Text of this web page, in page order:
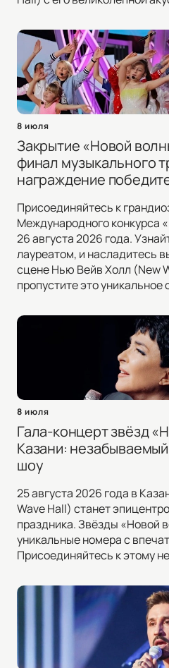
8 июля
Закрытие «Новой
финал музыкального
награждение
Присоединяйтесь к
Международного конкурса
26 августа 2026 года.
лауреатом, и насладитесь
сцене Нью Вейв Холл (New
пропустите это уникальное
8 июля
Гала-концерт звёзд
Казани:
шоу
25 августа 2026 года в
Wave Hall) станет
праздника. Звёзды «Новой
уникальные номера с
Присоединяйтесь к этому